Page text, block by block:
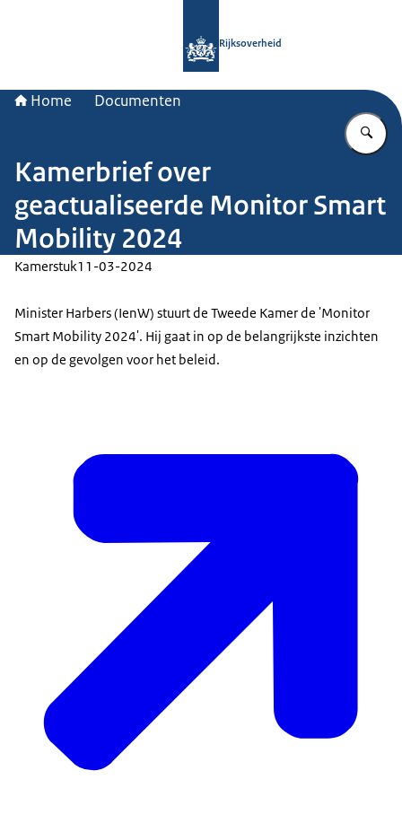
Rijksoverheid
Home Documenten
Kamerbrief over
geactualiseerde Monitor Smart
Mobility 2024
Kamerstuk11-03-2024
Minister Harbers (IenW) stuurt de Tweede Kamer de 'Monitor
Smart Mobility 2024'. Hij gaat in op de belangrijkste inzichten
en op de gevolgen voor het beleid.